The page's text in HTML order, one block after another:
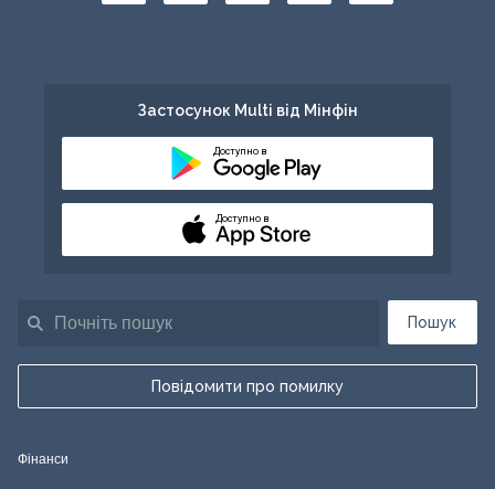
Пошук
Повідомити про помилку
Застосунок Multi від Мінфін
Доступно в
Доступно в
Фінанси